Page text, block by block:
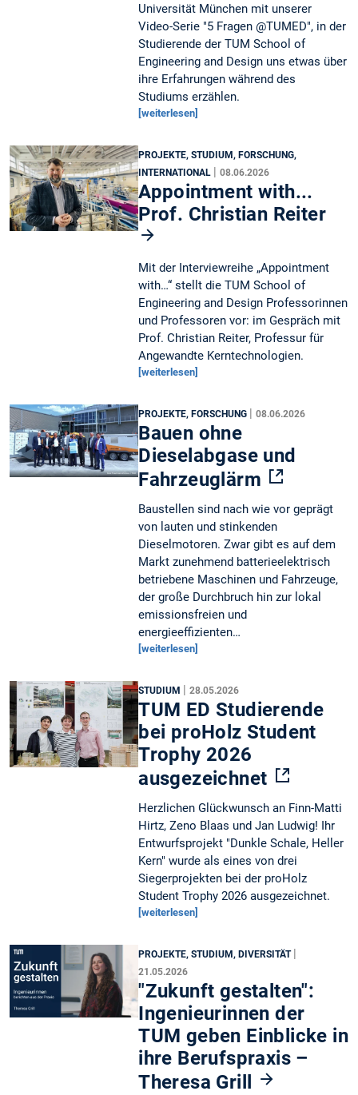
Universität München mit unserer
Video-Serie "5 Fragen @TUMED", in der
Studierende der TUM School of
Engineering and Design uns etwas über
ihre Erfahrungen während des
Studiums erzählen.
[weiterlesen]
PROJEKTE, STUDIUM, FORSCHUNG,
INTERNATIONAL |08.06.2026
Appointment with...
Prof. Christian Reiter
Mit der Interviewreihe „Appointment
with…“ stellt die TUM School of
Engineering and Design Professorinnen
und Professoren vor: im Gespräch mit
Prof. Christian Reiter, Professur für
Angewandte Kerntechnologien.
[weiterlesen]
PROJEKTE, FORSCHUNG |08.06.2026
Bauen ohne
Dieselabgase und
Fahrzeuglärm
Baustellen sind nach wie vor geprägt
von lauten und stinkenden
Dieselmotoren. Zwar gibt es auf dem
Markt zunehmend batterieelektrisch
betriebene Maschinen und Fahrzeuge,
der große Durchbruch hin zur lokal
emissionsfreien und
energieeffizienten…
[weiterlesen]
STUDIUM |28.05.2026
TUM ED Studierende
bei proHolz Student
Trophy 2026
ausgezeichnet
Herzlichen Glückwunsch an Finn-Matti
Hirtz, Zeno Blaas und Jan Ludwig! Ihr
Entwurfsprojekt "Dunkle Schale, Heller
Kern" wurde als eines von drei
Siegerprojekten bei der proHolz
Student Trophy 2026 ausgezeichnet.
[weiterlesen]
PROJEKTE, STUDIUM, DIVERSITÄT
21.05.2026
"Zukunft gestalten":
Ingenieurinnen der
TUM geben Einblicke in
ihre Berufspraxis –
Theresa Grill